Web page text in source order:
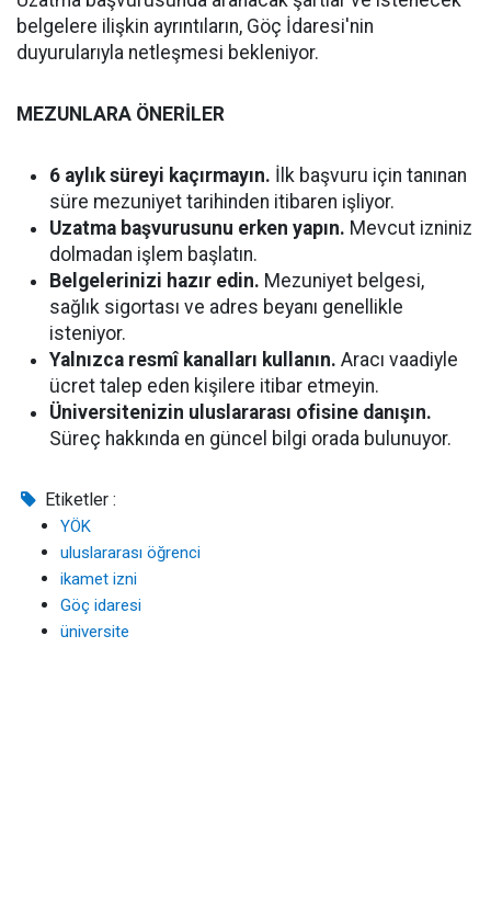
belgelere ilişkin ayrıntıların, Göç İdaresi'nin
duyurularıyla netleşmesi bekleniyor.
MEZUNLARA ÖNERİLER
6 aylık süreyi kaçırmayın. İlk başvuru için tanınan
süre mezuniyet tarihinden itibaren işliyor.
Uzatma başvurusunu erken yapın. Mevcut izniniz
dolmadan işlem başlatın.
Belgelerinizi hazır edin. Mezuniyet belgesi,
sağlık sigortası ve adres beyanı genellikle
isteniyor.
Yalnızca resmî kanalları kullanın. Aracı vaadiyle
ücret talep eden kişilere itibar etmeyin.
Üniversitenizin uluslararası ofisine danışın.
Süreç hakkında en güncel bilgi orada bulunuyor.
Etiketler :
YÖK
uluslararası öğrenci
ikamet izni
Göç idaresi
üniversite